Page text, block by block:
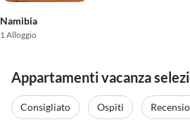
Namibia
1 Alloggio
Appartamenti vacanza
Consigliato Ospiti